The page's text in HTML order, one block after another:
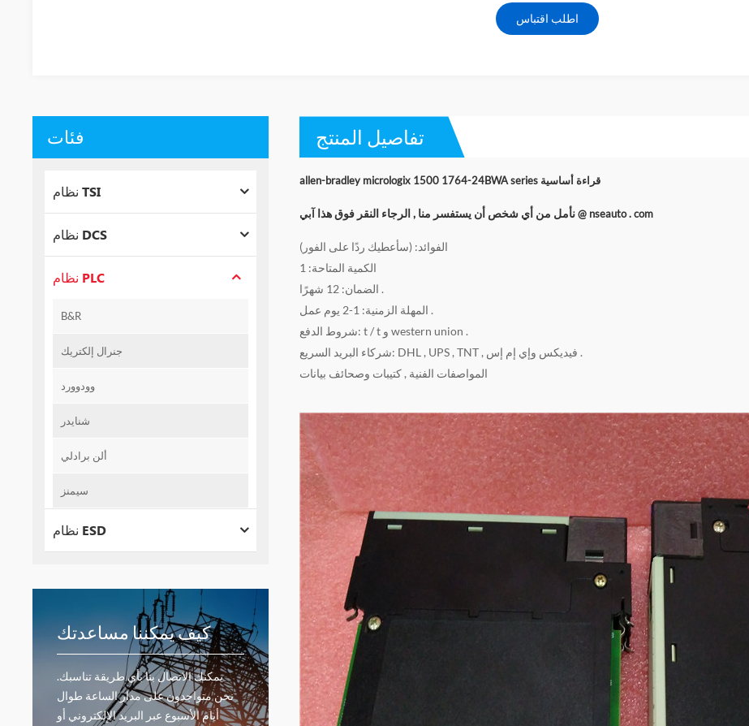
اطلب اقتباس
تفاصيل المنتج
allen-bradley micrologix 1500 1764-24BWA series قراءة أساسية
نأمل من أي شخص أن يستفسر منا , الرجاء النقر فوق هذاآبي @ nseauto . com
الفوائد: (سأعطيك ردًا على الفور)
الكمية المتاحة: 1
الضمان: 12 شهرًا .
المهلة الزمنية: 1-2 يوم عمل .
شروط الدفع: t / t و western union .
شركاء البريد السريع: DHL , UPS , TNT , فيديكس وإي إم إس .
المواصفات الفنية , كتيبات وصحائف بيانات
فئات
نظام TSI
نظام DCS
نظام PLC
B&R
جنرال إلكتريك
وودوورد
شنايدر
ألن برادلي
سيمنز
نظام ESD
كيف يمكننا مساعدتك
يمكنك الاتصال بنا بأي طريقة تناسبك.
نحن متواجدون على مدار الساعة طوال
أيام الأسبوع عبر البريد الإلكتروني أو